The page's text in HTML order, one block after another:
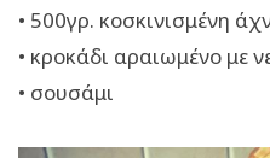
• 500γρ. κοσκινισμένη
• κροκάδι αραιωμένο με
• σουσάμι